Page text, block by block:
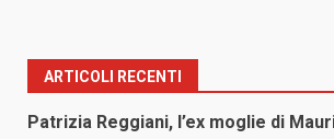
ARTICOLI RECENTI
Patrizia Reggiani, l’ex moglie di